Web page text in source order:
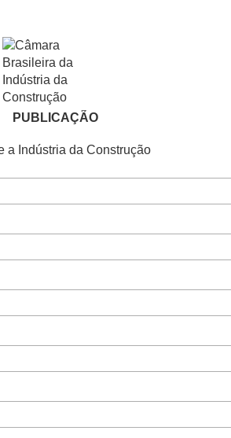
PUBLICAÇÃO
a Indústria da Construção